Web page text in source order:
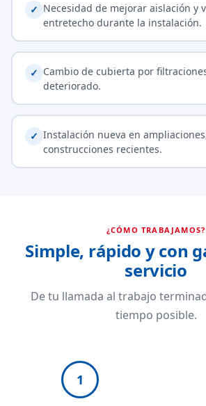
✓ Necesidad de mejorar aislación y
entretecho durante la instalación.
✓ Cambio de cubierta por
deteriorado.
✓ Instalación nueva en
construcciones recientes.
¿CÓMO TRABAJAMOS?
Simple, rápido y con
servicio
De tu llamada al trabajo
tiempo posible.
1